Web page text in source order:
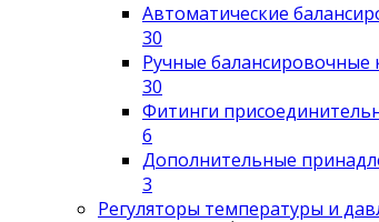
Автоматические
30
Ручные балансировочные
30
Фитинги
6
Дополнительные
3
Регуляторы температуры и